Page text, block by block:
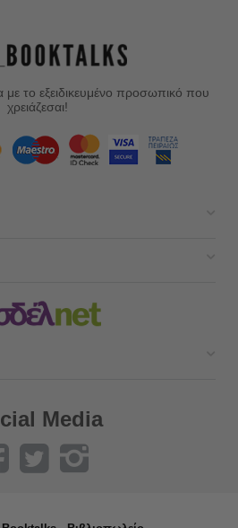
το εξειδικευμένο προσωπικό που
χρειάζεσαι!
Media